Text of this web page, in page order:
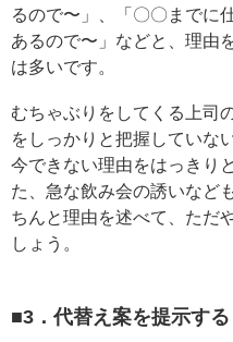
るので〜」、「〇〇までに
あるので〜」などと、理由
は多いです。
むちゃぶりをしてくる上司
をしっかりと把握していな
今できない理由をはっきり
た、急な飲み会の誘いなど
ちんと理由を述べて、ただ
しょう。
■3．代替え案を提示する